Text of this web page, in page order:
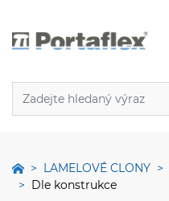
LAMELOVÉ CLONY
Dle konstrukce